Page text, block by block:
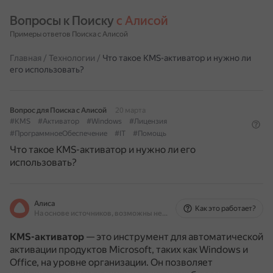
Вопросы к Поиску с Алисой
Примеры ответов Поиска с Алисой
Главная / Технологии / Что такое KMS-активатор и нужно ли
его использовать?
Вопрос для Поиска с Алисой
20 марта
#KMS
#Активатор #Windows
#Лицензия
#ПрограммноеОбеспечение
#IT #Помощь
Что такое KMS-активатор и нужно ли его
использовать?
Алиса
На основе источников, возможны неточности
Как это работает?
KMS-активатор — это инструмент для автоматической
активации продуктов Microsoft, таких как Windows и
Office, на уровне организации. Он позволяет